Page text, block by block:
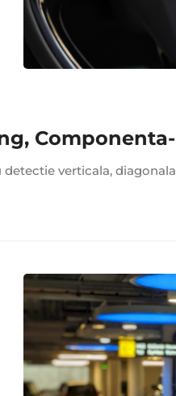
verticala,